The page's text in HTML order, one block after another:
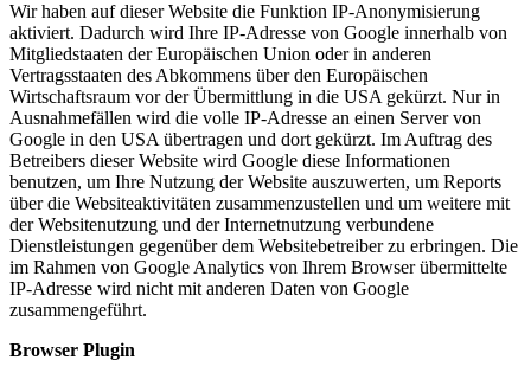
Wir haben auf dieser Website die Funktion IP-Anonymisierung
aktiviert. Dadurch wird Ihre IP-Adresse von Google innerhalb von
Mitgliedstaaten der Europäischen Union oder in anderen
Vertragsstaaten des Abkommens über den Europäischen
Wirtschaftsraum vor der Übermittlung in die USA gekürzt. Nur in
Ausnahmefällen wird die volle IP-Adresse an einen Server von
Google in den USA übertragen und dort gekürzt. Im Auftrag des
Betreibers dieser Website wird Google diese Informationen
benutzen, um Ihre Nutzung der Website auszuwerten, um Reports
über die Websiteaktivitäten zusammenzustellen und um weitere mit
der Websitenutzung und der Internetnutzung verbundene
Dienstleistungen gegenüber dem Websitebetreiber zu erbringen. Die
im Rahmen von Google Analytics von Ihrem Browser übermittelte
IP-Adresse wird nicht mit anderen Daten von Google
zusammengeführt.
Browser Plugin